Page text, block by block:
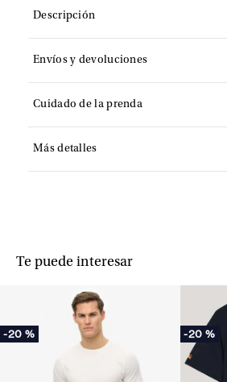
Descripción
Envíos y devoluciones
Cuidado de la prenda
Más detalles
Te puede interesar
-20 % -20 %